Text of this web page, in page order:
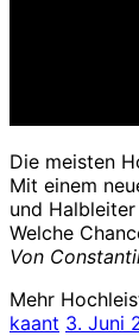
Die meisten
Mit einem
und
Welche
Von
Mehr
kaant 3. Juni